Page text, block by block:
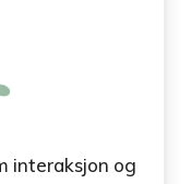
interaksjon og